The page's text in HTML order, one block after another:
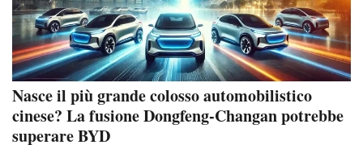
Nasce il più grande colosso automobilistico
cinese? La fusione Dongfeng-Changan potrebbe
superare BYD